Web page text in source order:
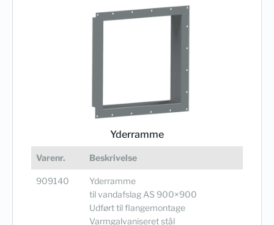
Yderramme
Varenr. Beskrivelse
909140
Yderramme
til vandafslag AS 900×900
Udført til flangemontage
Varmgalvaniseret stål